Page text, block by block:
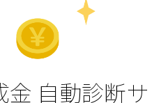
金 自動診断サ